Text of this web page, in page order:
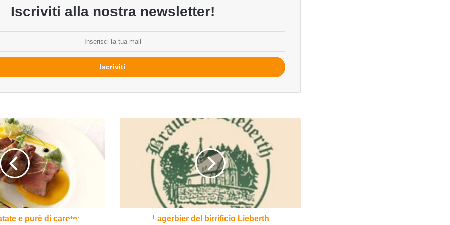
Iscriviti alla nostra newsletter!
e purè di carote: Lagerbier del birrificio Lieberth